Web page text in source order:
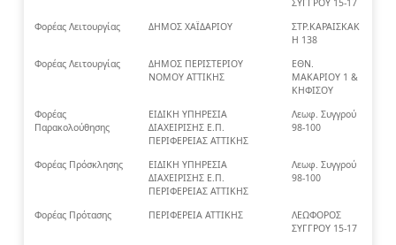
ΣΥΓΓΡΟΥ 15-17
Φορέας Λειτουργίας
ΔΗΜΟΣ ΧΑΪΔΑΡΙΟΥ
ΣΤΡ.ΚΑΡΑΙΣΚΑΚ
Η 138
Φορέας Λειτουργίας
ΔΗΜΟΣ ΠΕΡΙΣΤΕΡΙΟΥ
ΝΟΜΟΥ ΑΤΤΙΚΗΣ
ΕΘΝ.
ΜΑΚΑΡΙΟΥ 1 &
ΚΗΦΙΣΟΥ
Φορέας
Παρακολούθησης
ΕΙΔΙΚΗ ΥΠΗΡΕΣΙΑ
ΔΙΑΧΕΙΡΙΣΗΣ Ε.Π.
ΠΕΡΙΦΕΡΕΙΑΣ ΑΤΤΙΚΗΣ
Λεωφ. Συγγρού
98-100
Φορέας Πρόσκλησης
ΕΙΔΙΚΗ ΥΠΗΡΕΣΙΑ
ΔΙΑΧΕΙΡΙΣΗΣ Ε.Π.
ΠΕΡΙΦΕΡΕΙΑΣ ΑΤΤΙΚΗΣ
Λεωφ. Συγγρού
98-100
Φορέας Πρότασης ΠΕΡΙΦΕΡΕΙΑ ΑΤΤΙΚΗΣ
ΛΕΩΦΟΡΟΣ
ΣΥΓΓΡΟΥ 15-17